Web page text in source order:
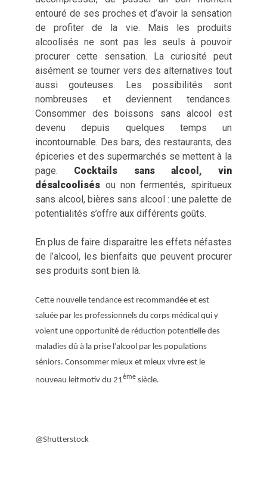
entouré de ses proches et d’avoir la sensation
de profiter de la vie. Mais les produits
alcoolisés ne sont pas les seuls à pouvoir
procurer cette sensation. La curiosité peut
aisément se tourner vers des alternatives tout
aussi gouteuses. Les possibilités sont
nombreuses et deviennent tendances.
Consommer des boissons sans alcool est
devenu depuis quelques temps un
incontournable. Des bars, des restaurants, des
épiceries et des supermarchés se mettent à la
page. Cocktails sans alcool , vin
désalcoolisés ou non fermentés, spiritueux
sans alcool, bières sans alcool : une palette de
potentialités s’offre aux différents goûts.
En plus de faire disparaitre les effets néfastes
de l’alcool, les bienfaits que peuvent procurer
ses produits sont bien là.
Cette nouvelle tendance est recommandée et est
saluée par les professionnels du corps médical qui y
voient une opportunité de réduction potentielle des
maladies dû à la prise l’alcool par les populations
séniors. Consommer mieux et mieux vivre est le
nouveau leitmotiv du 21ème siècle.
@Shutterstock